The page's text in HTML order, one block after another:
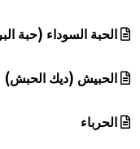
الحبة السوداء (حبة
الحبيش (ديك الحبش)
الحرباء